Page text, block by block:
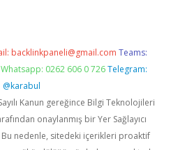
backlinkpaneli@gmail.com Teams:
Whatsapp: 0262 606 0 726 Telegram:
@karabul
Kanun gereğince Bilgi Teknolojileri
onaylanmış bir Yer Sağlayıcı
nedenle, sitedeki içerikleri proaktif